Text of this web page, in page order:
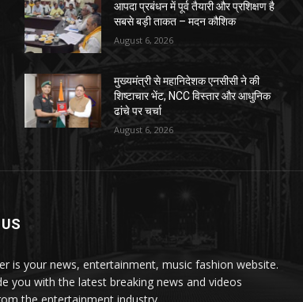
आपदा प्रबंधन में पूर्व तैयारी और प्रशिक्षण है
सबसे बड़ी ताकत – मदन कौशिक
August 6, 2026
मुख्यमंत्री से महानिदेशक एनसीसी ने की
शिष्टाचार भेंट, NCC विस्तार और आधुनिक
ढांचे पर चर्चा
August 6, 2026
is your news, entertainment, music fashion website.
you with the latest breaking news and videos